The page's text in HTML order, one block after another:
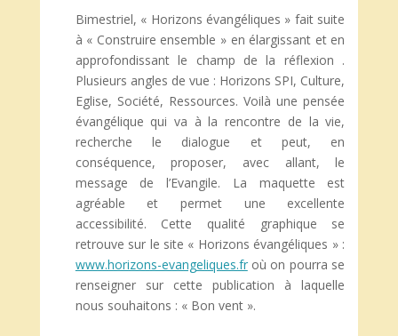
Bimestriel, « Horizons évangéliques » fait suite
à « Construire ensemble » en élargissant et en
approfondissant le champ de la réflexion .
Plusieurs angles de vue : Horizons SPI, Culture,
Eglise, Société, Ressources. Voilà une pensée
évangélique qui va à la rencontre de la vie,
recherche le dialogue et peut, en
conséquence, proposer, avec allant, le
message de l’Evangile. La maquette est
agréable et permet une excellente
accessibilité. Cette qualité graphique se
retrouve sur le site « Horizons évangéliques » :
www.horizons-evangeliques.froù on pourra se
renseigner sur cette publication à laquelle
nous souhaitons : « Bon vent ».